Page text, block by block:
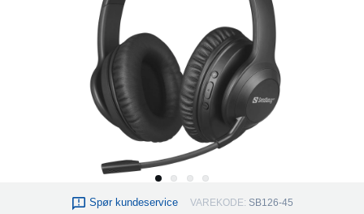
Spør kundeservice VAREKODE: SB126-45